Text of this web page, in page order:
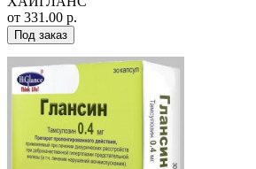
от 331.00 р.
Под заказ